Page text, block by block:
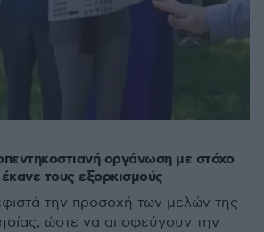
οργάνωση με στόχο
τους εξορκισμούς
την προσοχή των μελών της
ώστε να αποφεύγουν την